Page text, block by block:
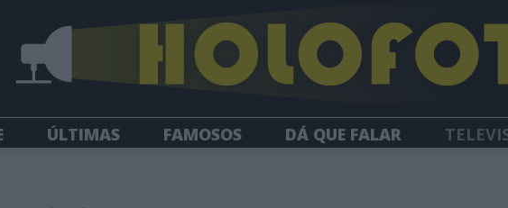
ÚLTIMAS FAMOSOS DÁ QUE FALAR